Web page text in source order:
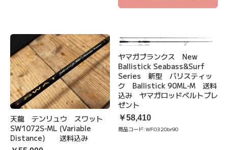
天龍 テンリュウ スワット
SW1072S-ML (Variable
Distance) 送料込み
ヤマガブランクス New
Ballistick Seabass&Surf
Series 新型 バリスティッ
ク Ballistick 90ML-M 送料
込み ヤマガロッドベルトプレ
ゼント
￥58,410
商品コード:WF0320br90